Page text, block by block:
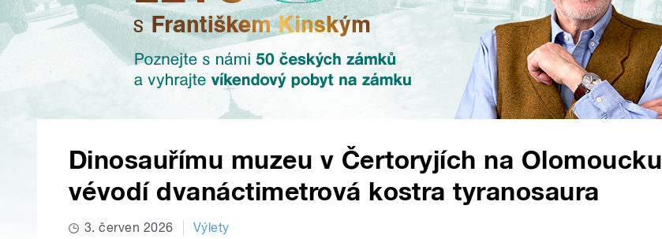
Dinosauřímu muzeu v Čertoryjích na Olomoucku
vévodí dvanáctimetrová kostra tyranosaura
3. červen 2026 Výlety